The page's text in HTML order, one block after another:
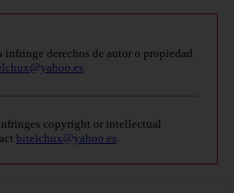
infringe derechos de autor o propiedad
.
copyright or intellectual
bitelchux@yahoo.es.